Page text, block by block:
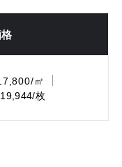
㎡
19,944/枚